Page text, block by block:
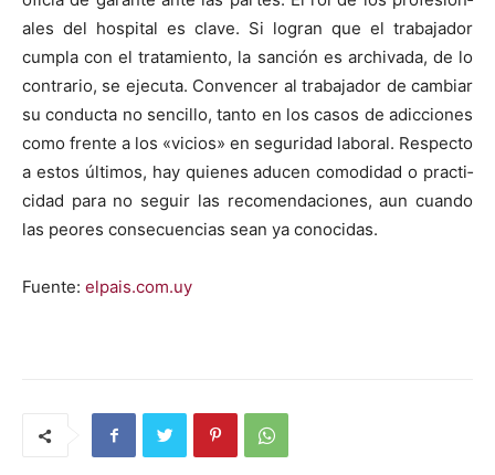
ales del hos­pi­tal es clave. Si logran que el tra­ba­jador
cumpla con el tratamien­to, la san­ción es archiva­da, de lo
con­trario, se eje­cu­ta. Con­vencer al tra­ba­jador de cam­biar
su con­duc­ta no sen­cil­lo, tan­to en los casos de adic­ciones
como frente a los «vicios» en seguri­dad lab­o­ral. Respec­to
a estos últi­mos, hay quienes aducen como­di­dad o prac­ti­
ci­dad para no seguir las recomen­da­ciones, aun cuan­do
las peo­res con­se­cuen­cias sean ya cono­ci­das.
Fuente: elpais.com.uy